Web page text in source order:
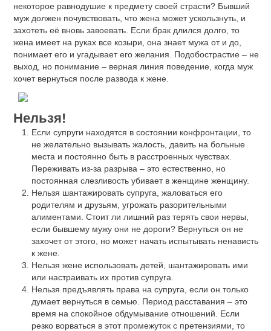
некоторое равнодушие к предмету своей страсти? Бывший
муж должен почувствовать, что жена может ускользнуть, и
захотеть её вновь завоевать. Если брак длился долго, то
жена имеет на руках все козыри, она знает мужа от и до,
понимает его и угадывает его желания. Подобострастие – не
выход, но понимание – верная линия поведение, когда муж
хочет вернуться после развода к жене.
Нельзя!
Если супруги находятся в состоянии конфронтации, то
не желательно вызывать жалость, давить на больные
места и постоянно быть в расстроенных чувствах.
Переживать из-за разрыва – это естественно, но
постоянная слезливость убивает в женщине женщину.
Нельзя шантажировать супруга, жаловаться его
родителям и друзьям, угрожать разорительными
алиментами. Стоит ли лишний раз терять свои нервы,
если бывшему мужу они не дороги? Вернуться он не
захочет от этого, но может начать испытывать ненависть
к жене.
Нельзя жене использовать детей, шантажировать ими
или настраивать их против супруга.
Нельзя предъявлять права на супруга, если он только
думает вернуться в семью. Период расставания – это
время на спокойное обдумывание отношений. Если
резко ворваться в этот промежуток с претензиями, то